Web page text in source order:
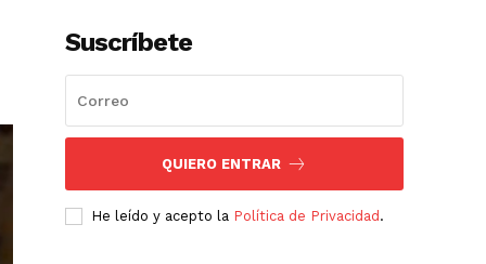
Suscríbete
QUIERO ENTRAR
He leído y acepto la Política de Privacidad .